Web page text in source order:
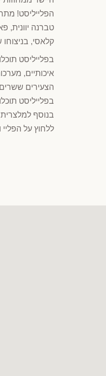
הפלייליסט!
טברנה יוונית,
קלאסי,
הצעירים
בפלייליסט
בנוסף
ללחוץ על